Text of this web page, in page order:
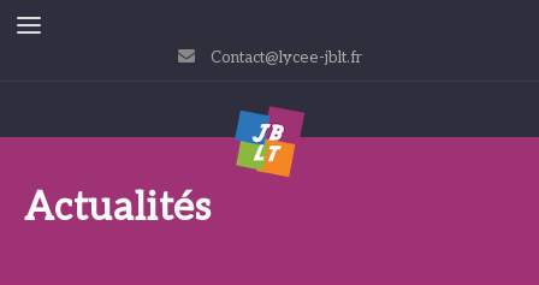
Contact@lycee-jblt.fr
Actualités